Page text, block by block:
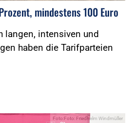
mindestens 100 Euro
langen, intensiven und
haben die Tarifparteien
Foto:Foto: Friedhelm Windmüller